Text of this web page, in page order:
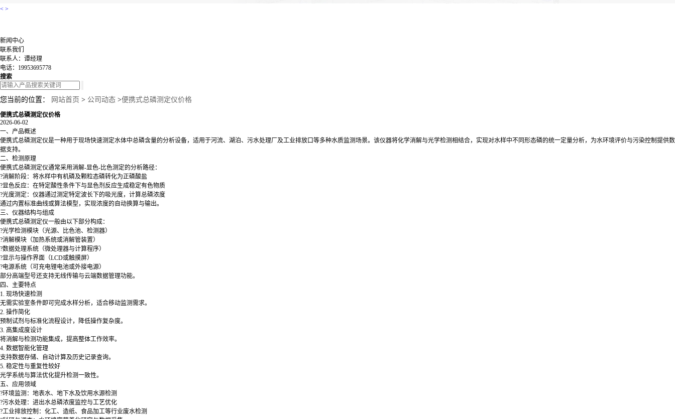
< >
新闻中心
联系我们
联系人：谭经理
电话：19953695778
搜索
您当前的位置： 网站首页 > 公司动态 >便携式总磷测定仪价格
便携式总磷测定仪价格
2026-06-02
一、产品概述
便携式总磷测定仪是一种用于现场快速测定水体中总磷含量的分析设备，适用于河流、湖泊、污水处理厂及工业排放口等多种水质监测场景。该仪器将化学消解与光学检测相结合，实现对水样中不同形态磷的统一定量分析，为水环境评价与污染控制提供数
据支持。
二、检测原理
便携式总磷测定仪通常采用消解-显色-比色测定的分析路径：
?消解阶段：将水样中有机磷及颗粒态磷转化为正磷酸盐
?显色反应：在特定酸性条件下与显色剂反应生成稳定有色物质
?光度测定：仪器通过测定特定波长下的吸光度，计算总磷浓度
通过内置标准曲线或算法模型，实现浓度的自动换算与输出。
三、仪器结构与组成
便携式总磷测定仪一般由以下部分构成：
?光学检测模块（光源、比色池、检测器）
?消解模块（加热系统或消解管装置）
?数据处理系统（微处理器与计算程序）
?显示与操作界面（LCD或触摸屏）
?电源系统（可充电锂电池或外接电源）
部分高端型号还支持无线传输与云端数据管理功能。
四、主要特点
1. 现场快速检测
无需实验室条件即可完成水样分析，适合移动监测需求。
2. 操作简化
预制试剂与标准化流程设计，降低操作复杂度。
3. 高集成度设计
将消解与检测功能集成，提高整体工作效率。
4. 数据智能化管理
支持数据存储、自动计算及历史记录查询。
5. 稳定性与重复性较好
光学系统与算法优化提升检测一致性。
五、应用领域
?环境监测：地表水、地下水及饮用水源检测
?污水处理：进出水总磷浓度监控与工艺优化
?工业排放控制：化工、造纸、食品加工等行业废水检测